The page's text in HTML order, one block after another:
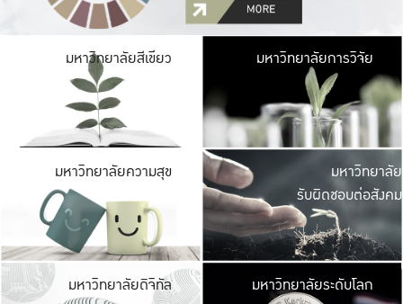
มหาวิทยาลัยสีเขียว มหาวิ
มีพื้นที่เขียวสดใส
เป็นป่าในเมือง เกษต
มหาวิทยาลัยการวิจัย
มหาวิทยาลัยความสุข มหาวิ
ค
เปิดประ
และพบเรื่องราวใ
มหาวิทยาลัย
รับผิดชอบต่อสังคม
มหาวิทยาลัยดิจิทัล มหาวิ
มหาวิทยาลัยระดับโลก